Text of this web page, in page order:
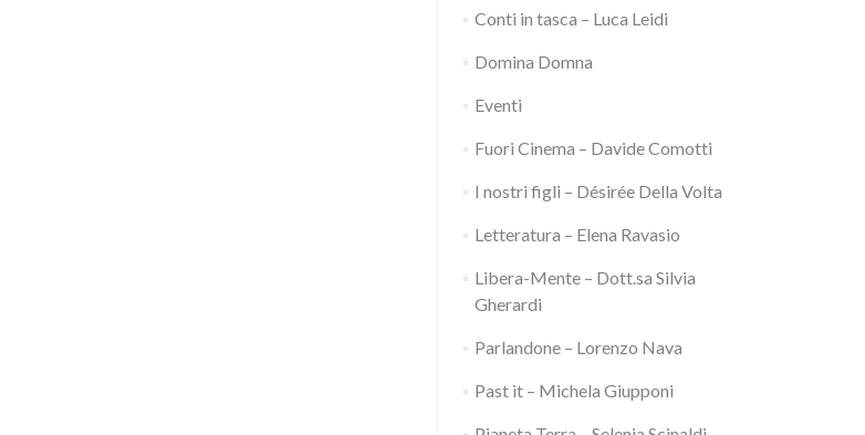
Conti in tasca – Luca Leidi
Domina Domna
Eventi
Fuori Cinema – Davide Comotti
I nostri figli – Désirée Della Volta
Letteratura – Elena Ravasio
Libera-Mente – Dott.sa Silvia
Gherardi
Parlandone – Lorenzo Nava
Past it – Michela Giupponi